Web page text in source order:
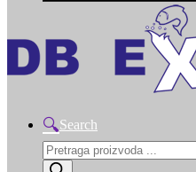
Search
Products
search